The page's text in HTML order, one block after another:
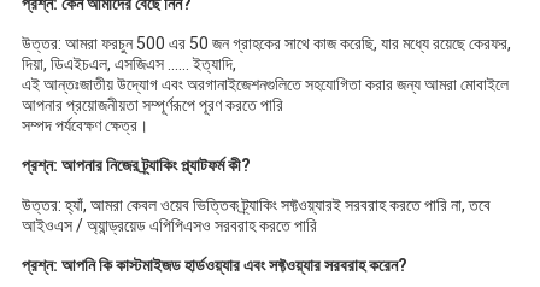
উত্তর: আমরা ফরচুন 500 এর 50 জন গ্রাহকের সাথে কাজ করেছি, যার মধ্যে রয়েছে কেরফর,
দিয়া, ডিএইচএল, এসজিএস ...... ইত্যাদি,
এই আন্তঃজাতীয় উদ্যোগ এবং অরগানাইজেশনগুলিতে সহযোগিতা করার জন্য আমরা মোবাইলে
আপনার প্রয়োজনীয়তা সম্পূর্ণরূপে পূরণ করতে পারি
সম্পদ পর্যবেক্ষণ ক্ষেত্র।
প্রশ্ন: আপনার নিজের ট্র্যাকিং প্ল্যাটফর্ম কী?
উত্তর: হ্যাঁ, আমরা কেবল ওয়েব ভিত্তিক ট্র্যাকিং সফ্টওয়্যারই সরবরাহ করতে পারি না, তবে
আইওএস / অ্যান্ড্রয়েড এপিপিএসও সরবরাহ করতে পারি
প্রশ্ন: আপনি কি কাস্টমাইজড হার্ডওয়্যার এবং সফ্টওয়্যার সরবরাহ করেন?